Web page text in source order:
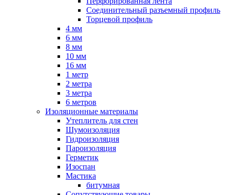
Соединительный разъемный профиль
Торцевой профиль
4 мм
6 мм
8 мм
10 мм
16 мм
1 метр
2 метра
3 метра
6 метров
Изоляционные материалы
Утеплитель для стен
Шумоизоляция
Гидроизоляция
Пароизоляция
Герметик
Изоспан
Мастика
битумная